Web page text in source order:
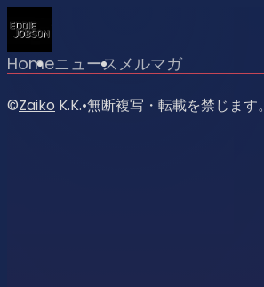
Homeニュースメルマガ
©Zaiko K.K.•無断複写・転載を禁じます。